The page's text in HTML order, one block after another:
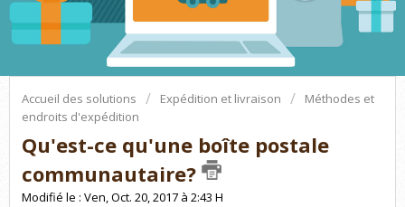
Accueil des solutions Expédition et livraison
Méthodes et
endroits d'expédition
Qu'est-ce qu'une boîte postale
communautaire?
Modifié le : Ven, Oct. 20, 2017 à 2:43 H